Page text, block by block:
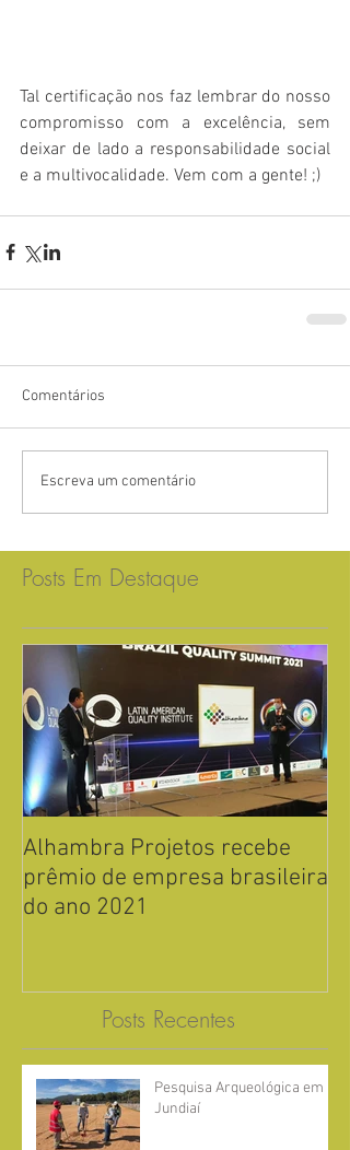
Posts Em Destaque
Posts Recentes
Tal certificação nos faz lembrar do nosso
compromisso com a excelência, sem
deixar de lado a responsabilidade social
e a multivocalidade. Vem com a gente! ;)
Comentários
Escreva um comentário
Alhambra Projetos recebe
prêmio de empresa brasileira
do ano 2021
Pesquisa Arqueológica em
Jundiaí